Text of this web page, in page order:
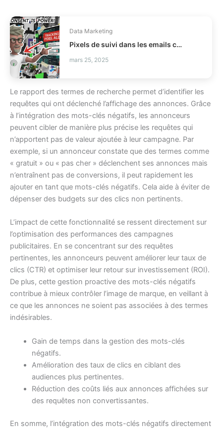
Data Marketing
Pixels de suivi dans les emails comment être conforme CNIL ?
mars 25, 2025
Le rapport des termes de recherche permet d’identifier les
requêtes qui ont déclenché l’affichage des annonces. Grâce
à l’intégration des mots-clés négatifs, les annonceurs
peuvent cibler de manière plus précise les requêtes qui
n’apportent pas de valeur ajoutée à leur campagne. Par
exemple, si un annonceur constate que des termes comme
« gratuit » ou « pas cher » déclenchent ses annonces mais
n’entraînent pas de conversions, il peut rapidement les
ajouter en tant que mots-clés négatifs. Cela aide à éviter de
dépenser des budgets sur des clics non pertinents.
L’impact de cette fonctionnalité se ressent directement sur
l’optimisation des performances des campagnes
publicitaires. En se concentrant sur des requêtes
pertinentes, les annonceurs peuvent améliorer leur taux de
clics (CTR) et optimiser leur retour sur investissement (ROI).
De plus, cette gestion proactive des mots-clés négatifs
contribue à mieux contrôler l’image de marque, en veillant à
ce que les annonces ne soient pas associées à des termes
indésirables.
Gain de temps dans la gestion des mots-clés
négatifs.
Amélioration des taux de clics en ciblant des
audiences plus pertinentes.
Réduction des coûts liés aux annonces affichées sur
des requêtes non convertissantes.
En somme, l’intégration des mots-clés négatifs directement